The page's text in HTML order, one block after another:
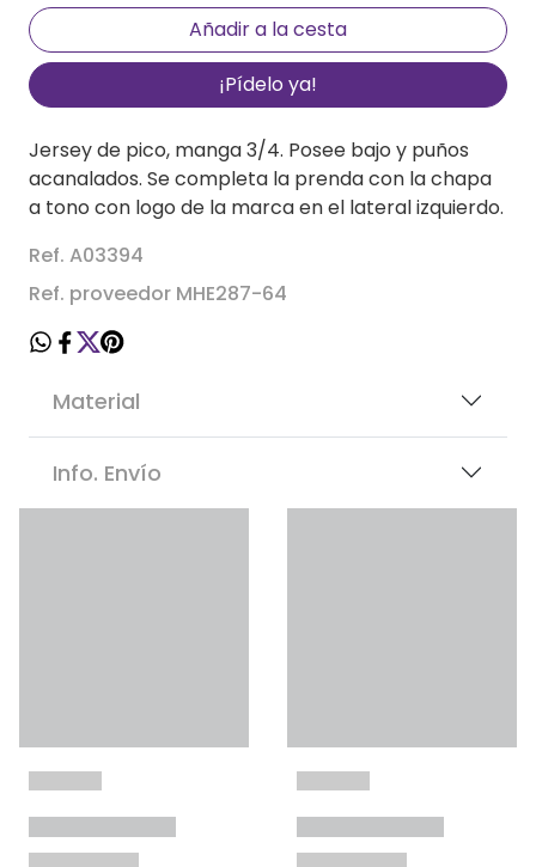
¡Pídelo ya!
Jersey de pico, manga 3/4. Posee bajo y puños
acanalados. Se completa la prenda con la chapa
a tono con logo de la marca en el lateral izquierdo.
Ref. A03394
Ref. proveedor MHE287-64
Material
Info. Envío